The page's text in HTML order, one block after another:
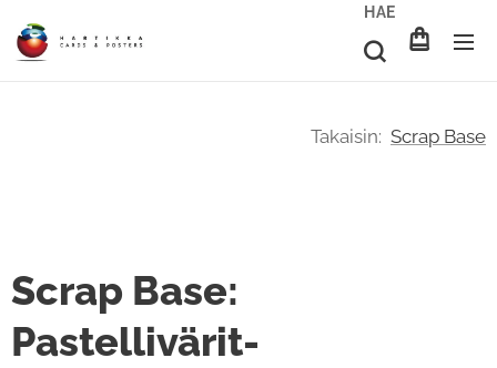
HAE
Takaisin: Scrap Base
Scrap Base:
Pastellivärit-